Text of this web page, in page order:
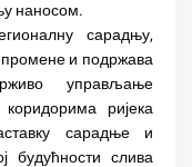
наносом.
сарадњу,
и подржава
управљање
ријека
сарадње и
будућности слива